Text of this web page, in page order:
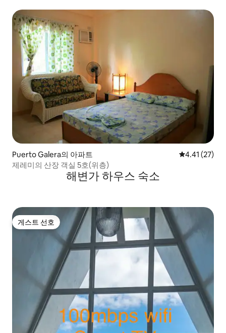
Puerto Galera의 아파트 평점 4.41점
4.41 (27)
제레미의 산장 객실 5호(위층)
해변가 하우스 숙소
게스트 선호
게스트 선호